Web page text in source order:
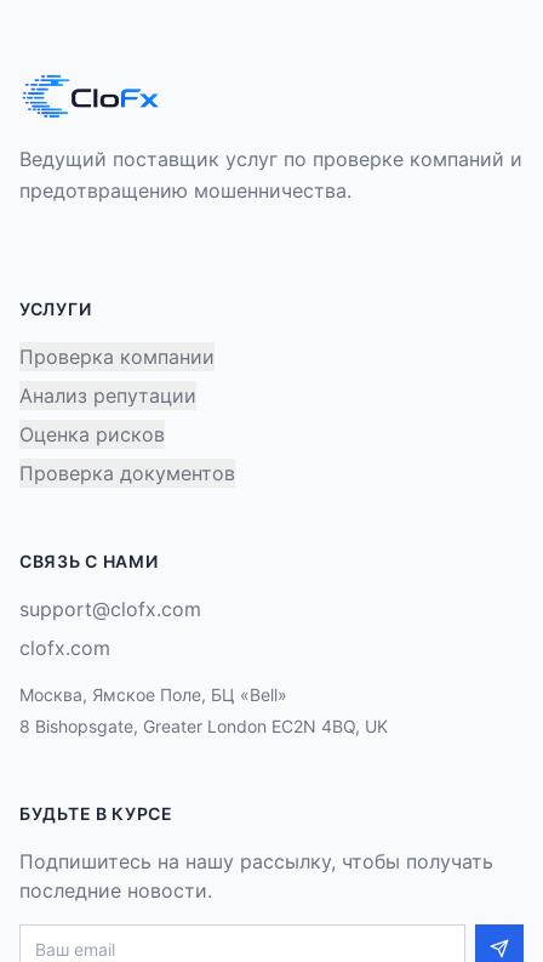
Ведущий поставщик услуг по проверке компаний и
предотвращению мошенничества.
УСЛУГИ
Проверка компании
Анализ репутации
Оценка рисков
Проверка документов
СВЯЗЬ С НАМИ
support@clofx.com
clofx.com
Москва, Ямское Поле, БЦ «Bell»
8 Bishopsgate, Greater London EC2N 4BQ, UK
БУДЬТЕ В КУРСЕ
Подпишитесь на нашу рассылку, чтобы получать
последние новости.